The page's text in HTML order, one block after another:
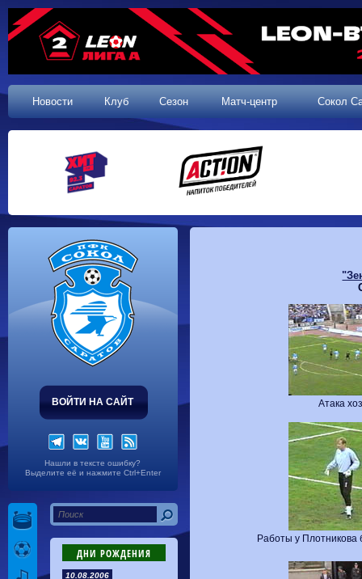
Новости Клуб Сезон Матч-центр Сокол
ВОЙТИ НА САЙТ
Нашли в тексте ошибку?
Выделите её и нажмите Ctrl+Enter
ДНИ РОЖДЕНИЯ
10.08.2006
Атака
Работы у Плотникова